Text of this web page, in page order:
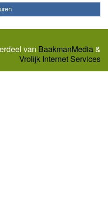
van BaakmanMedia&
Vrolijk Internet Services